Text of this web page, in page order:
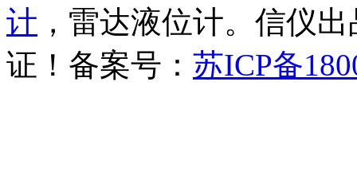
计 ，雷达液位计。信仪
证！备案号： 苏ICP备